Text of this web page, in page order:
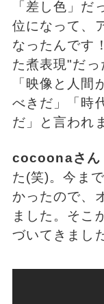
「差し色」だ
位になって、
なったんです
た煮表現"だ
「映像と人間
べきだ」「時
だ」と言われ
cocoonaさん
た(笑)。今ま
かったので、
ました。そこ
づいてきまし